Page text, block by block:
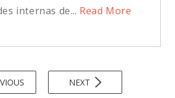
internas de... Read More
NEXT